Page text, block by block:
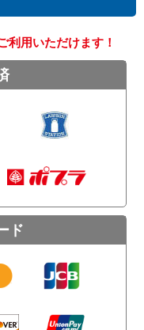
利用いただけます！
ド